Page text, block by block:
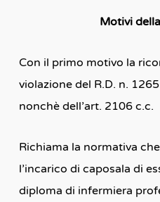
Motivi
Con il primo motivo la
violazione del R.D. n.
nonchè dell’art. 2106 c.c.
Richiama la normativa
l’incarico di caposala di
diploma di infermiera